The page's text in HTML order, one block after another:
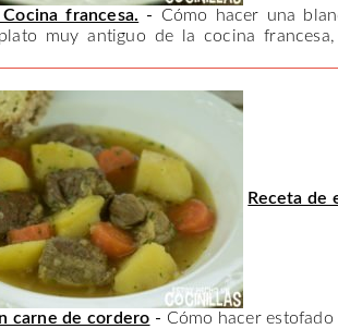
Cocina francesa. -
Cómo hacer una
muy antiguo de la cocina
Receta de
carne de cordero - Cómo hacer